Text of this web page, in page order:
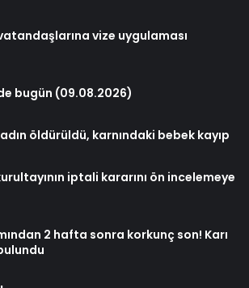
vize uygulaması
bugün (09.08.2026)
öldürüldü, karnındaki bebek kayıp
iptali kararını ön incelemeye
2 hafta sonra korkunç son! Karı